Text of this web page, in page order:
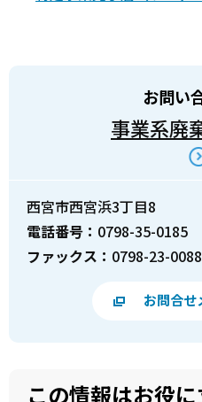
お問い
事業系廃
西宮市西宮浜3丁目8
電話番号： 0798-35-0185
ファックス： 0798-23-0088
お問合せ
この情報はお役